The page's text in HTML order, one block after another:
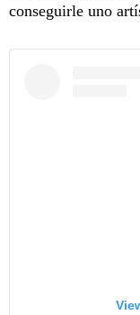
conseguirle uno